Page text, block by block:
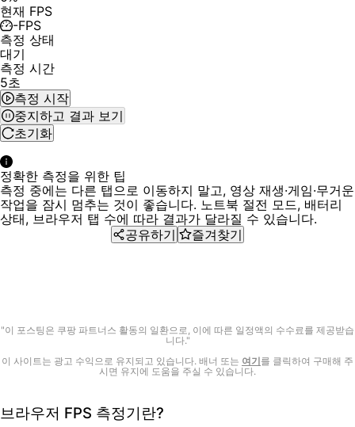
현재 FPS
-FPS
측정 상태
대기
측정 시간
5초
측정 시작
중지하고 결과 보기
초기화
정확한 측정을 위한 팁
측정 중에는 다른 탭으로 이동하지 말고, 영상 재생·게임·무거운
작업을 잠시 멈추는 것이 좋습니다. 노트북 절전 모드, 배터리
상태, 브라우저 탭 수에 따라 결과가 달라질 수 있습니다.
공유하기
즐겨찾기
"이 포스팅은 쿠팡 파트너스 활동의 일환으로, 이에 따른 일정액의 수수료를 제공받습
니다."
이 사이트는 광고 수익으로 유지되고 있습니다. 배너 또는 여기를 클릭하여 구매해 주
시면 유지에 도움을 주실 수 있습니다.
브라우저 FPS 측정기란?